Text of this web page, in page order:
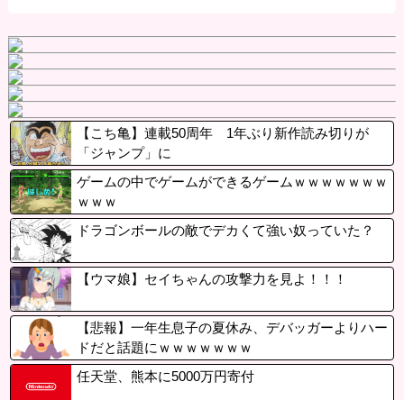
【こち亀】連載50周年 1年ぶり新作読み切りが
「ジャンプ」に
ゲームの中でゲームができるゲームｗｗｗｗｗｗｗ
ｗｗｗ
ドラゴンボールの敵でデカくて強い奴っていた？
【ウマ娘】セイちゃんの攻撃力を見よ！！！
【悲報】一年生息子の夏休み、デバッガーよりハー
ドだと話題にｗｗｗｗｗｗｗ
任天堂、熊本に5000万円寄付